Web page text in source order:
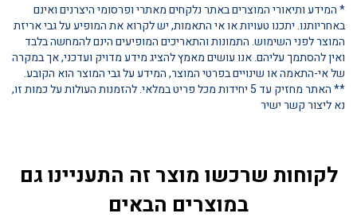
* המידע ותיאורי המוצרים באתר נלקחים מאתרי ופרסומי היצרנים ואינם
באחריותנו. יתכנו טעויות או אי התאמות, יש לקרוא את המופיע על גבי אריזת
המוצר לפני השימוש. התמונות והתאריכים המופיעים הינם להמחשה בלבד
ואין להסתמך עליהם. אנו עושים מאמץ להציג מידע מדויק ועדכני, אך במקרה
של אי-התאמה או שינויים בפרטי המוצר, המידע על גבי המוצר הוא הקובע.
** האתר מחזיק עד 5 יחידות מכל פריט במלאי. להזמנות העולות על כמות זו,
נא ליצור קשר ישיר
לקוחות שרכשו מוצר זה התעניינו גם
במוצרים הבאים